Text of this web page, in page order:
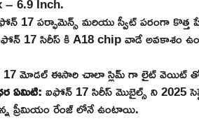
17 పర్ఫామెన్స్ మరియు స్వీట్ పరంగా
17 సిరీస్ కి A18 chip వాడే అవకాశం
మోడల్ ఈసారి చాలా స్లిమ్ గా లైట్ వెయిట్ తో
ఏమిటి:ఐఫోన్ 17 సిరీస్ మొబైల్స్ ని 2025
ప్రీమియం రేంజ్ లోనే ఉంటాయి.